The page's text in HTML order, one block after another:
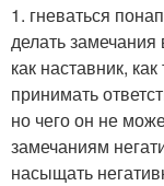
1. гневаться
делать
как наставник,
принимать
но чего он не
замечаниям
насыщать